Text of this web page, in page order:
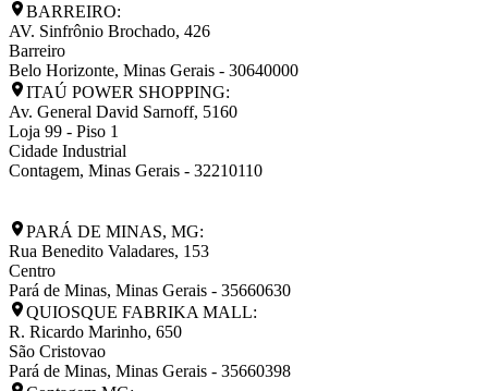
BARREIRO:
AV. Sinfrônio Brochado, 426
Barreiro
Belo Horizonte, Minas Gerais - 30640000
ITAÚ POWER SHOPPING:
Av. General David Sarnoff, 5160
Loja 99 - Piso 1
Cidade Industrial
Contagem, Minas Gerais - 32210110
PARÁ DE MINAS, MG:
Rua Benedito Valadares, 153
Centro
Pará de Minas, Minas Gerais - 35660630
QUIOSQUE FABRIKA MALL:
R. Ricardo Marinho, 650
São Cristovao
Pará de Minas, Minas Gerais - 35660398